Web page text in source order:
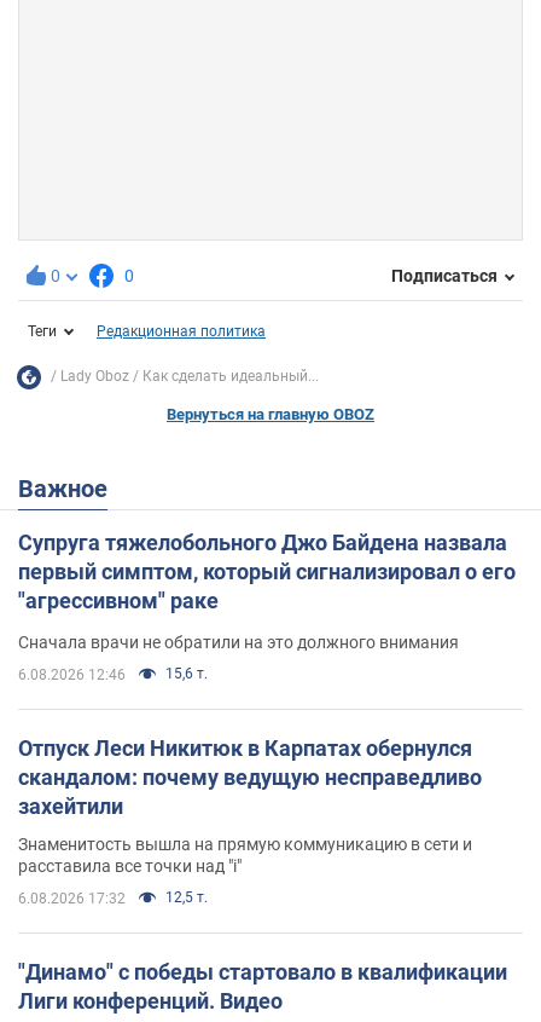
0 0 Подписаться
Теги Редакционная политика
Lady Oboz Как сделать идеальный...
Вернуться на главную OBOZ
Важное
Супруга тяжелобольного Джо Байдена назвала
первый симптом, который сигнализировал о его
"агрессивном" раке
Сначала врачи не обратили на это должного внимания
6.08.2026 12:46 15,6 т.
Отпуск Леси Никитюк в Карпатах обернулся
скандалом: почему ведущую несправедливо
захейтили
Знаменитость вышла на прямую коммуникацию в сети и
расставила все точки над "i"
6.08.2026 17:32 12,5 т.
"Динамо" с победы стартовало в квалификации
Лиги конференций. Видео